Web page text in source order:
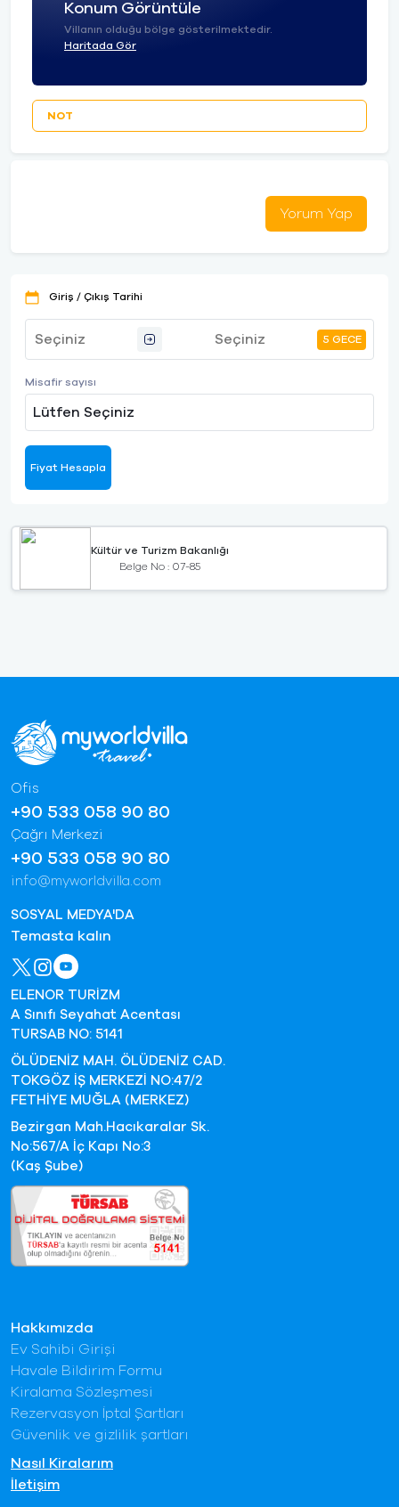
Konum Görüntüle
Villanın olduğu bölge gösterilmektedir.
Haritada Gör
NOT
Yorum Yap
Giriş / Çıkış Tarihi
5 GECE
Misafir sayısı
Lütfen Seçiniz
Fiyat Hesapla
Kültür ve Turizm Bakanlığı
Belge No : 07-85
Hakkımızda
Ev Sahibi Girişi
Havale Bildirim Formu
Kiralama Sözleşmesi
Rezervasyon İptal Şartları
Güvenlik ve gizlilik şartları
Nasıl Kiralarım
İletişim
Ofis
+90 533 058 90 80
Çağrı Merkezi
+90 533 058 90 80
info@myworldvilla.com
SOSYAL MEDYA'DA
Temasta kalın
ELENOR TURİZM
A Sınıfı Seyahat Acentası
TURSAB NO: 5141
ÖLÜDENİZ MAH. ÖLÜDENİZ CAD.
TOKGÖZ İŞ MERKEZİ NO:47/2
FETHİYE MUĞLA (MERKEZ)
Bezirgan Mah.Hacıkaralar Sk.
No:567/A İç Kapı No:3
(Kaş Şube)